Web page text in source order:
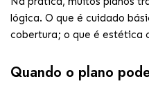
lógica. O que é cuidado
cobertura; o que é estética
Quando o plano